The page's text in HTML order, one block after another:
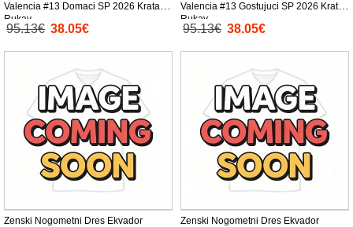
Valencia #13 Domaci SP 2026 Kratak
Rukav
95.13€ 38.05€
Valencia #13 Gostujuci SP 2026 Kratak
Rukav
95.13€ 38.05€
Zenski Nogometni Dres Ekvador
Zenski Nogometni Dres Ekvador